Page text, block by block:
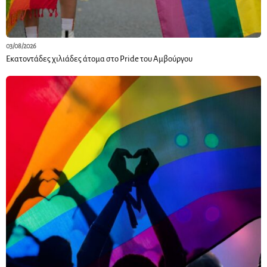
03/08/2026
Εκατοντάδες χιλιάδες άτομα στο Pride του Αμβούργου